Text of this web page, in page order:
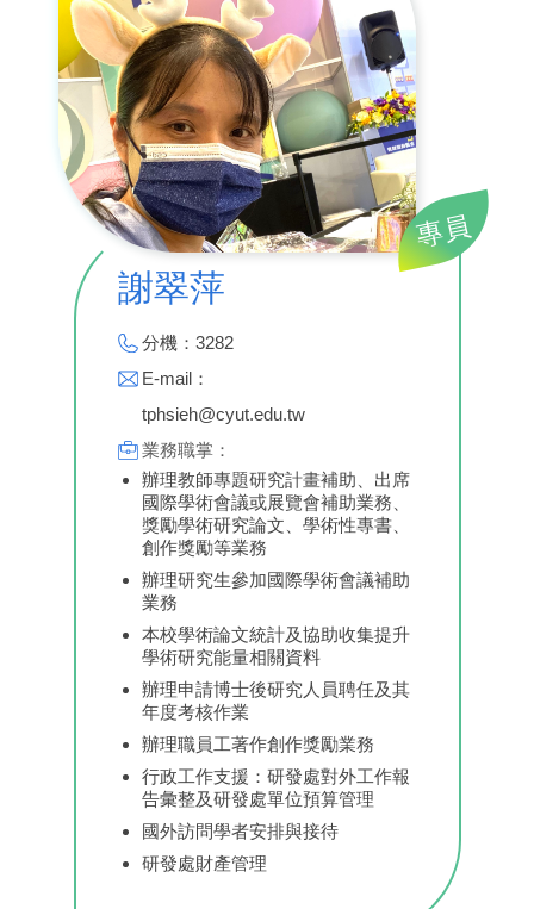
專員
謝翠萍
分機：3282
E-mail：
tphsieh@cyut.edu.tw
業務職掌：
辦理教師專題研究計畫補助、出席
國際學術會議或展覽會補助業務、
獎勵學術研究論文、學術性專書、
創作獎勵等業務
辦理研究生參加國際學術會議補助
業務
本校學術論文統計及協助收集提升
學術研究能量相關資料
辦理申請博士後研究人員聘任及其
年度考核作業
辦理職員工著作創作獎勵業務
行政工作支援：研發處對外工作報
告彙整及研發處單位預算管理
國外訪問學者安排與接待
研發處財產管理